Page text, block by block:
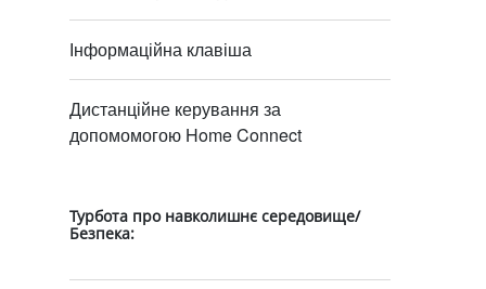
Інформаційна клавіша
Дистанційне керування за
допомомогою Home Connect
Турбота про навколишнє середовище/
Безпека: